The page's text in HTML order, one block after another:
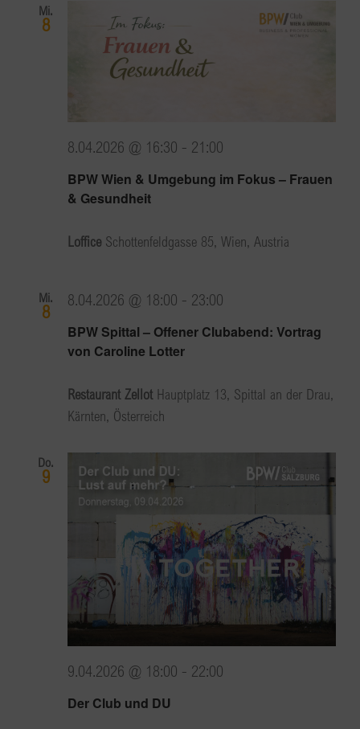
Mi.
8
BPW Wien & Umgebung im Fokus – Frauen
& Gesundheit
8.04.2026 @ 16:30 - 21:00
Loffice Schottenfeldgasse 85, Wien, Austria
Mi.
8
BPW Spittal – Offener Clubabend: Vortrag
von Caroline Lotter
8.04.2026 @ 18:00 - 23:00
Restaurant Zellot Hauptplatz 13, Spittal an der Drau,
Kärnten, Österreich
Do.
9
Der Club und DU
9.04.2026 @ 18:00 - 22:00